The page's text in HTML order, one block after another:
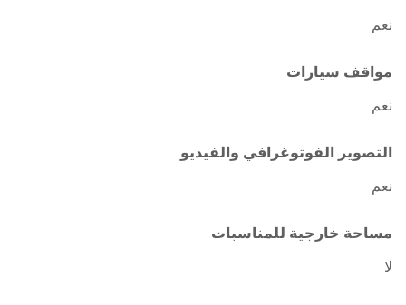
نعم
مواقف سيارات
نعم
التصوير الفوتوغرافي والفيديو
نعم
مساحة خارجية للمناسبات
لا